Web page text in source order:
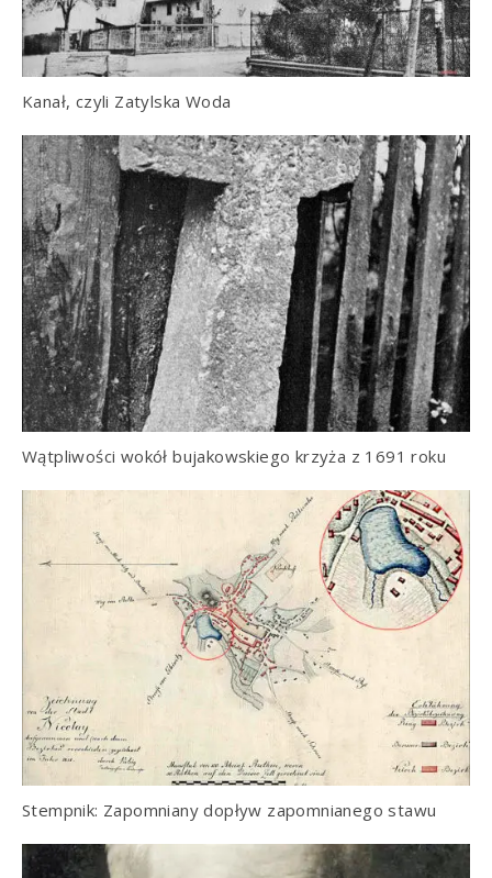
Kanał, czyli Zatylska Woda
Wątpliwości wokół bujakowskiego krzyża z 1691 roku
Stempnik: Zapomniany dopływ zapomnianego stawu